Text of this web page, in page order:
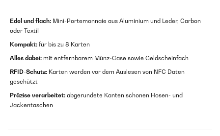
Edel und flach: Mini-Portemonnaie aus Aluminium und Leder, Carbon
oder Textil
Kompakt: für bis zu 8 Karten
Alles dabei: mit entfernbarem Münz-Case sowie Geldscheinfach
RFID-Schutz: Karten werden vor dem Auslesen von NFC Daten
geschützt
Präzise verarbeitet: abgerundete Kanten schonen Hosen- und
Jackentaschen